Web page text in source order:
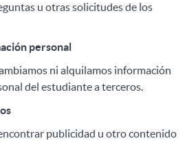
u otras solicitudes de los
personal
ni alquilamos información
del estudiante a terceros.
publicidad u otro contenido